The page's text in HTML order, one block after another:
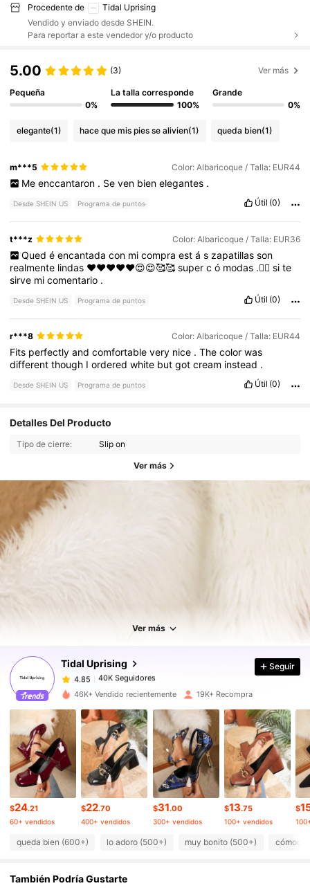
Procedente de
Tidal Uprising
Vendido y enviado desde SHEIN.
Para reportar a este vendedor y/o producto
5.00 (3) Ver más
Pequeña
0%
La talla corresponde
100%
Grande
0%
elegante(1) hace que mis pies se alivien(1) queda bien(1)
m***5 Color: Albaricoque / Talla: EUR44
Me enccantaron . Se ven bien elegantes .
Desde SHEIN US Programa de puntos Útil (0)
t***z Color: Albaricoque / Talla: EUR36
Qued é encantada con mi compra est á s zapatillas son
realmente lindas ❤️❤️❤️❤️❤️😍😍🥰🥰supercó modas .👍🏻site
sirve micomentario .
Desde SHEIN US Programa de puntos Útil (0)
r***8 Color: Albaricoque / Talla: EUR44
Fits perfectlyandcomfortablevery nice .Thecolorwas
differentthough Iorderedwhite butgotcream instead .
Desde SHEIN US Programa de puntos Útil (0)
Detalles Del Producto
Tipo de cierre: Slip on
Ver más
Ver más
Tidal Uprising
40K Seguidores
4.85
40K Seguidores
s***i
pagóHace 1 día
4.85 40K Seguidores
4.85 40K Seguidores
4.85 40K Seguidores
4.85 40K Seguidores
4.85 40K Seguidores
Seguir
46K+ Vendido recientemente 19K+ Recompra
$24.21
60+ vendidos
$22.70
400+ vendidos
$31.00
300+ vendidos
$13.75
100+ vendidos
$
queda bien (600+) lo adoro (500+) muy bonito (500+) cómodo
También Podría Gustarte